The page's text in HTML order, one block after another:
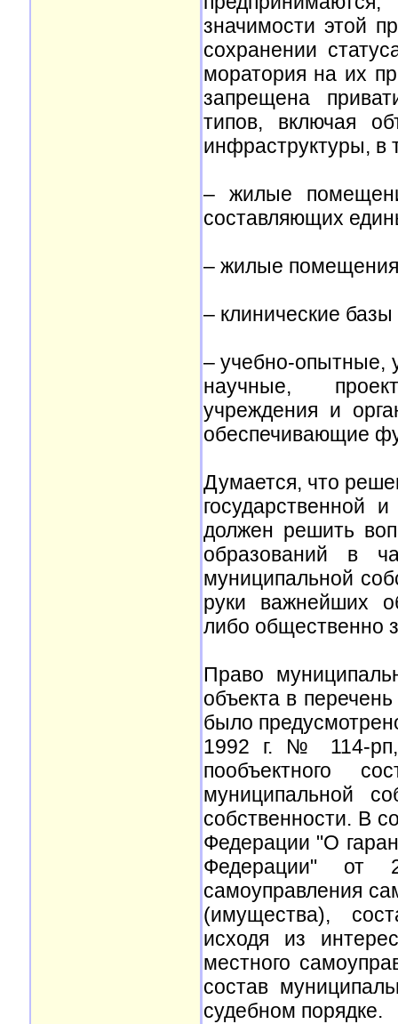
значимости этой
сохранении
моратория на их
запрещена
типов, включая
инфраструктуры, в
– жилые
составляющих
– жилые помещения
– клинические
– учебно-опытные,
научные,
учреждения и
обеспечивающие
Думается, что
государственной
должен решить
образований в
муниципальной
руки важнейших
либо общественно
Право
объекта в
было
1992 г. № 114-рп,
пообъектного
муниципальной
собственности. В
Федерации "О
Федерации" от
самоуправления
(имущества),
исходя из
местного
состав
судебном порядке.